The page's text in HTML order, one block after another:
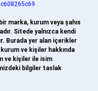
marka, kurum veya şahıs
Sitede yalnızca kendi
Burada yer alan içerikler
ve kişiler hakkında
ve kişiler ile isim
bilgiler taslak